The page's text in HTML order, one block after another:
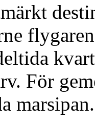
För
marsipan.